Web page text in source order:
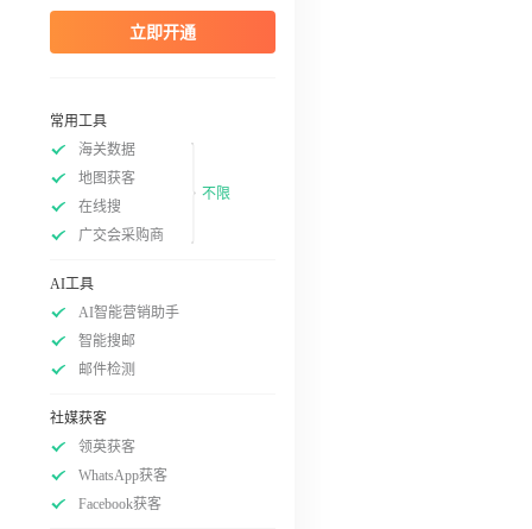
立即开通
常用工具
海关数据
地图获客
在线搜
广交会采购商
不限
AI工具
AI智能营销助手
智能搜邮
邮件检测
社媒获客
领英获客
WhatsApp获客
Facebook获客